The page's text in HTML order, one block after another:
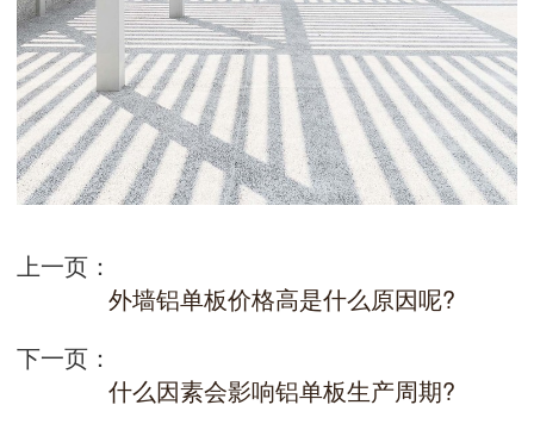
上一页：
外墙铝单板价格高是什么原因呢?
下一页：
什么因素会影响铝单板生产周期?